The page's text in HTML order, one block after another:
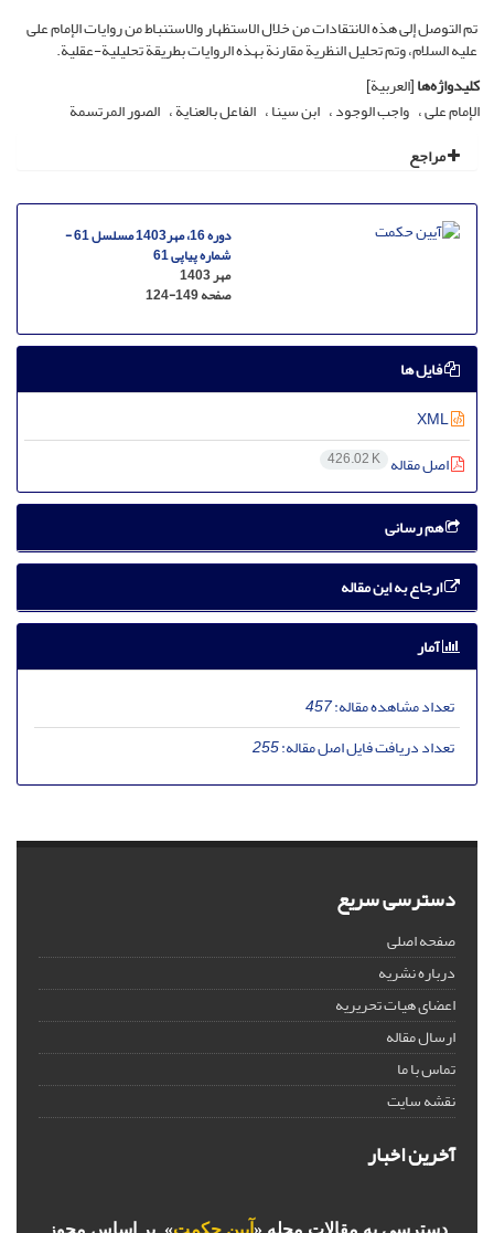
تم التوصل إلى هذه الانتقادات من خلال الاستظهار والاستنباط من روایات الإمام علی
علیه السلام، وتم تحلیل النظریة مقارنة بهذه الروایات بطریقة تحلیلیة-عقلیة.
کلیدواژه‌ها[العربیة]
الإمام علی واجب الوجود ابن سینا الفاعل بالعنایة الصور المرتسمة
مراجع
دوره 16، مهر1403 مسلسل 61 -
شماره پیاپی 61
مهر 1403
صفحه124-149
فایل ها
اصل مقاله 426.02 K
هم رسانی
ارجاع به این مقاله
آمار
تعداد مشاهده مقاله:457
تعداد دریافت فایل اصل مقاله:255
دسترسی سریع
صفحه اصلی
درباره نشریه
اعضای هیات تحریریه
ارسال مقاله
تماس با ما
نقشه سایت
آخرین اخبار